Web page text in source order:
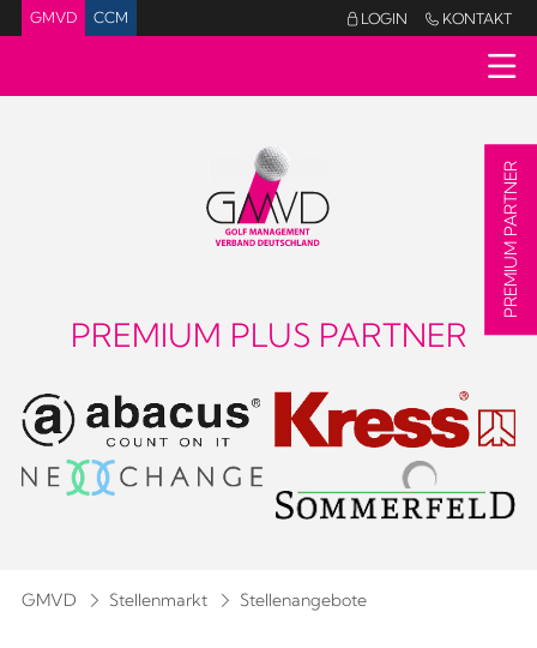
GMVD CCM LOGIN  KONTAKT
PREMIUM PLUS PARTNER
GMVD Stellenmarkt Stellenangebote
PREMIUM PARTNER